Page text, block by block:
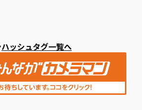
ハッシュタグ一覧へ